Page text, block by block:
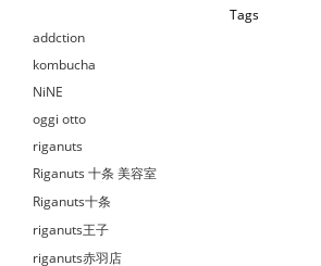
Tags
addction
kombucha
NiNE
oggi otto
riganuts
Riganuts 十条 美容室
Riganuts十条
riganuts王子
riganuts赤羽店